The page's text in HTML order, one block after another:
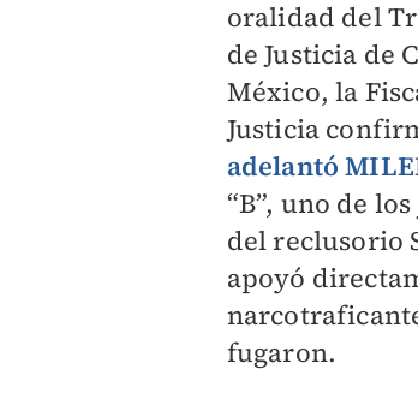
oralidad del
de Justicia de
México, la
Justicia
adelantó
“B”, uno de
del reclusorio
apoyó
fugaron.